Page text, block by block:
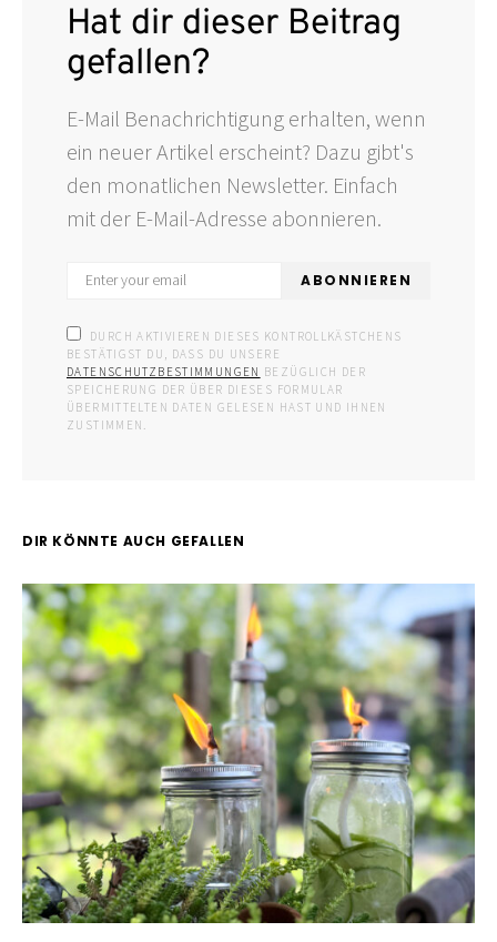
Hat dir dieser Beitrag
gefallen?
E-Mail Benachrichtigung erhalten, wenn
ein neuer Artikel erscheint? Dazu gibt's
den monatlichen Newsletter. Einfach
mit der E-Mail-Adresse abonnieren.
ABONNIEREN
DURCH AKTIVIEREN DIESES KONTROLLKÄSTCHENS
BESTÄTIGST DU, DASS DU UNSERE
DATENSCHUTZBESTIMMUNGEN BEZÜGLICH DER
SPEICHERUNG DER ÜBER DIESES FORMULAR
ÜBERMITTELTEN DATEN GELESEN HAST UND IHNEN
ZUSTIMMEN.
DIR KÖNNTE AUCH GEFALLEN